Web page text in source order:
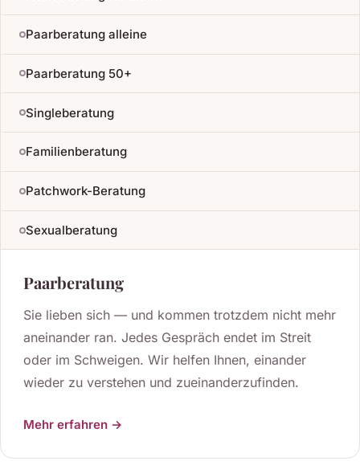
Paarberatung alleine
Paarberatung 50+
Singleberatung
Familienberatung
Patchwork-Beratung
Sexualberatung
Paarberatung
Sie lieben sich — und kommen trotzdem nicht mehr
aneinander ran. Jedes Gespräch endet im Streit
oder im Schweigen. Wir helfen Ihnen, einander
wieder zu verstehen und zueinanderzufinden.
Mehr erfahren →